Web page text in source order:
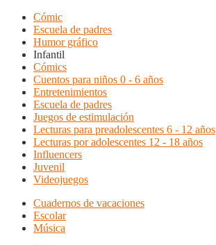
Cómic
Escuela de padres
Humor gráfico
Infantil
Cómics
Cuentos para niños 0 - 6 años
Entretenimientos
Escuela de padres
Juegos de estimulación
Lecturas para preadolescentes 6 - 12 años
Lecturas por adolescentes 12 - 18 años
Influencers
Juvenil
Videojuegos
Cuadernos de vacaciones
Escolar
Música